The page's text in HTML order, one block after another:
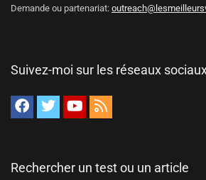
Demande ou partenariat:
Suivez-moi sur les réseaux
Rechercher un test ou un article